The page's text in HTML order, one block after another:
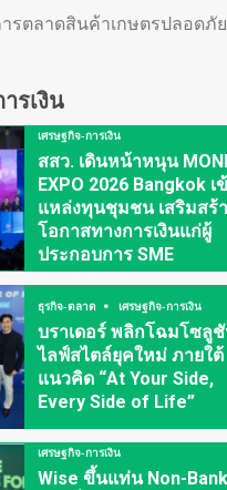
รตลาดสินค้าเกษตรปลอดภัย
รเงิน
เศรษฐกิจ-การเงิน
สสว. เดินหน้าหนุน
EXPO 2026 Bangkok เ
แหล่งทุนชุมชน เสริมสร้
โอกาสทางการเงินแก่ผู้
ประกอบการ SME
ธุรกิจ-ตลาด เศรษฐกิจ-การเงิน
บราเดอร์ พลิกโฉมโซลู
ไลฟ์สไตล์ยุคใหม่ ภายใต้
แนวคิด “At Your Side,
Every Side of Life”
เศรษฐกิจ-การเงิน
Wise ขึ้นแท่น Non-